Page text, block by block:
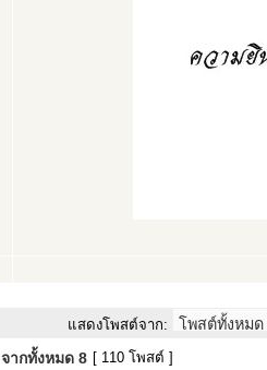
แสดงโพสต์จาก:
จากทั้งหมด 8 [ 110 โพสต์ ]